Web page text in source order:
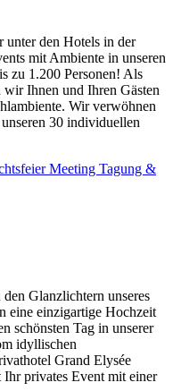
unter den Hotels in der
mit Ambiente in unseren
zu 1.200 Personen! Als
Ihnen und Ihren Gästen
Wir verwöhnen
30 individuellen
Meeting Tagung &
Glanzlichtern unseres
eine einzigartige Hochzeit
schönsten Tag in unserer
idyllischen
Grand Elysée
privates Event mit einer